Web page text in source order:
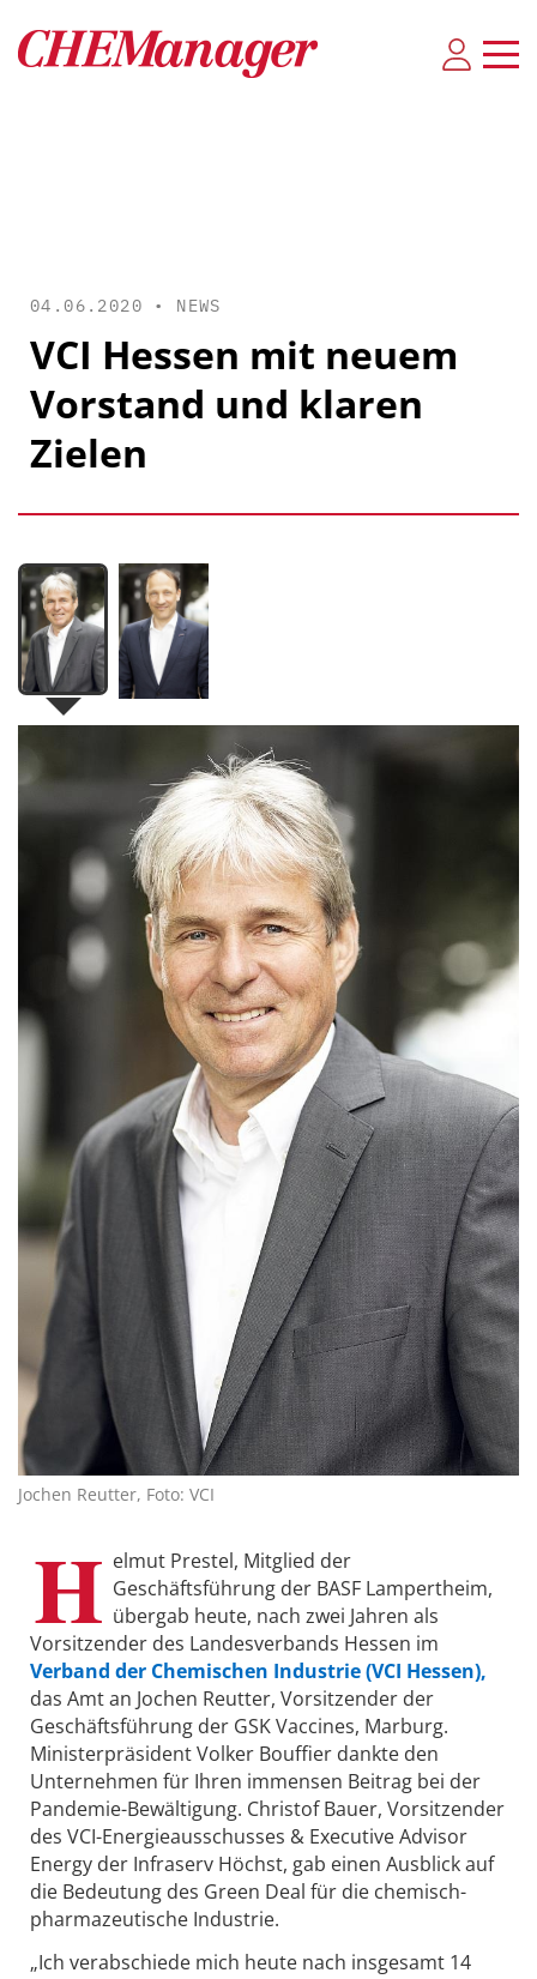
04.06.2020 • NEWS
VCI Hessen mit neuem
Vorstand und klaren
Zielen
Jochen Reutter, Foto: VCI
H elmut Prestel, Mitglied der
Geschäftsführung der BASF Lampertheim,
übergab heute, nach zwei Jahren als
Vorsitzender des Landesverbands Hessen im
Verband der Chemischen Industrie (VCI Hessen),
das Amt an Jochen Reutter, Vorsitzender der
Geschäftsführung der GSK Vaccines, Marburg.
Ministerpräsident Volker Bouffier dankte den
Unternehmen für Ihren immensen Beitrag bei der
Pandemie-Bewältigung. Christof Bauer, Vorsitzender
des VCI-Energieausschusses & Executive Advisor
Energy der Infraserv Höchst, gab einen Ausblick auf
die Bedeutung des Green Deal für die chemisch-
pharmazeutische Industrie.
„Ich verabschiede mich heute nach insgesamt 14